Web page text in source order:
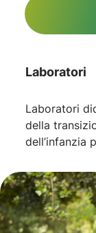
Laboratori
Laboratori
della
dell’infanzia